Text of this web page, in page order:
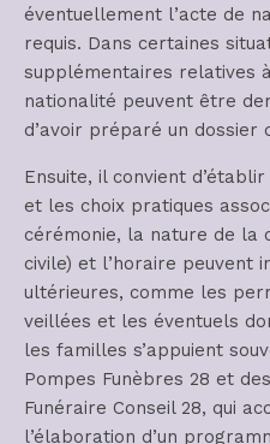
éventuellement l’acte de
requis. Dans certaines
supplémentaires relatives
nationalité peuvent être
d’avoir préparé un dossier
Ensuite, il convient
et les choix pratiques
cérémonie, la nature de la
civile) et l’horaire peuvent
ultérieures, comme les
veillées et les éventuels
les familles s’appuient
Pompes Funèbres 28 et
Funéraire Conseil 28, qui
l’élaboration d’un